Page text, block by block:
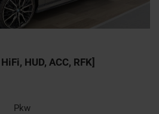
HUD, ACC, RFK]
Pkw